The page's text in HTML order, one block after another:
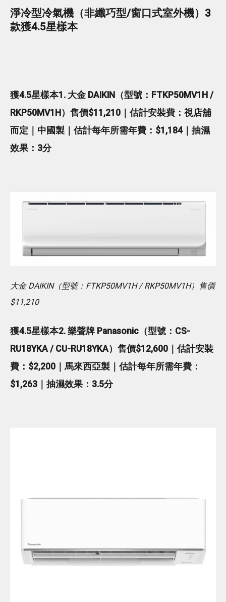
淨冷型冷氣機（非纖巧型/窗口式室外機）3
款獲4.5星樣本
獲4.5星樣本1. 大金 DAIKIN（型號：FTKP50MV1H /
RKP50MV1H）售價$11,210｜估計安裝費：視店舖
而定｜中國製｜估計每年所需年費：$1,184｜抽濕
效果：3分
大金 DAIKIN（型號：FTKP50MV1H / RKP50MV1H）售價
$11,210
獲4.5星樣本2. 樂聲牌 Panasonic（型號：CS-
RU18YKA / CU-RU18YKA）售價$12,600｜估計安裝
費：$2,200｜馬來西亞製｜估計每年所需年費：
$1,263｜抽濕效果：3.5分